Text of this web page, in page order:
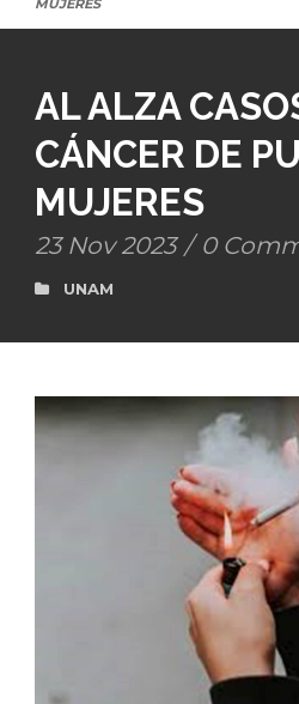
MUJERES
AL ALZA
CÁNCER DE
MUJERES
23 Nov 2023 / 0
UNAM